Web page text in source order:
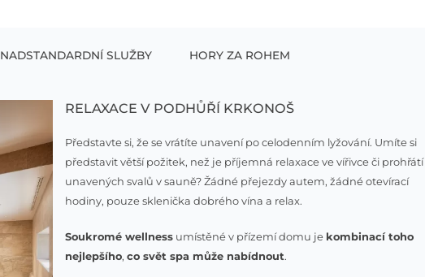
NADSTANDARDNÍ SLUŽBY HORY ZA ROHEM
RELAXACE V PODHŮŘÍ KRKONOŠ
Představte si, že se vrátíte unavení po celodenním lyžování. Umíte si
představit větší požitek, než je příjemná relaxace ve vířivce či prohřátí
unavených svalů v sauně? Žádné přejezdy autem, žádné otevírací
hodiny, pouze sklenička dobrého vína a relax.
Soukromé wellness umístěné v přízemí domu je kombinací toho
nejlepšího,co svět spa může nabídnout.